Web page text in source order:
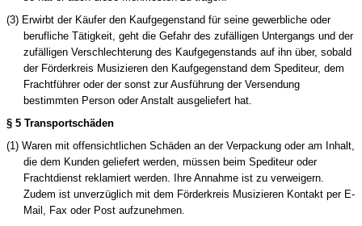
(3) Erwirbt der Käufer den Kaufgegenstand für seine gewerbliche oder
berufliche Tätigkeit, geht die Gefahr des zufälligen Untergangs und der
zufälligen Verschlechterung des Kaufgegenstands auf ihn über, sobald
der Förderkreis Musizierenden Kaufgegenstand dem Spediteur, dem
Frachtführer oder der sonst zur Ausführung der Versendung
bestimmten Person oder Anstalt ausgeliefert hat.
§ 5 Transportschäden
(1) Waren mit offensichtlichen Schäden an der Verpackung oder am Inhalt,
die dem Kunden geliefert werden, müssen beim Spediteur oder
Frachtdienst reklamiert werden. Ihre Annahme ist zu verweigern.
Zudem ist unverzüglich mit dem Förderkreis MusizierenKontakt per E-
Mail, Fax oder Post aufzunehmen.